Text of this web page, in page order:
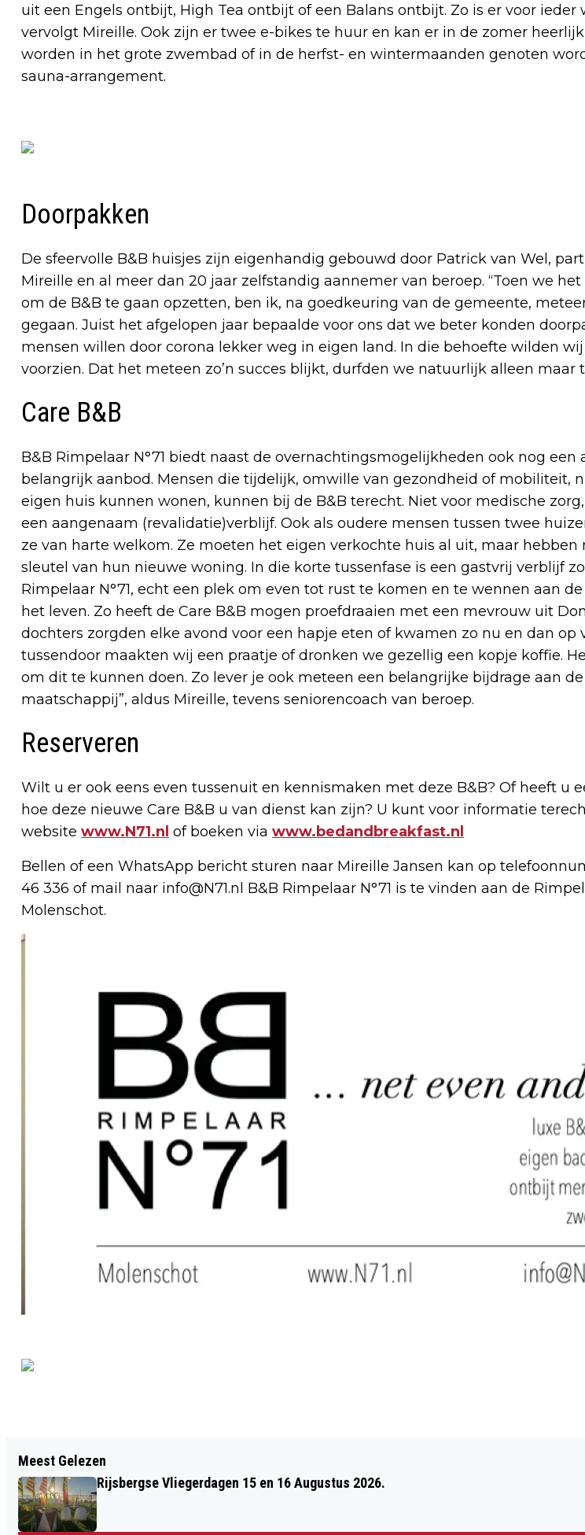
uit een Engels ontbijt, High Tea ontbijt of een Balans ontbijt. Zo is er voor ieder
vervolgt Mireille. Ook zijn er twee e-bikes te huur en kan er in de zomer
worden in het grote zwembad of in de herfst- en wintermaanden genoten
sauna-arrangement.
Doorpakken
De sfeervolle B&B huisjes zijn eigenhandig gebouwd door Patrick van Wel,
Mireille en al meer dan 20 jaar zelfstandig aannemer van beroep. “Toen we
om de B&B te gaan opzetten, ben ik, na goedkeuring van de gemeente,
gegaan. Juist het afgelopen jaar bepaalde voor ons dat we beter konden
mensen willen door corona lekker weg in eigen land. In die behoefte wilden wij
voorzien. Dat het meteen zo’n succes blijkt, durfden we natuurlijk alleen maar
Care B&B
B&B Rimpelaar N°71 biedt naast de overnachtingsmogelijkheden ook nog een
belangrijk aanbod. Mensen die tijdelijk, omwille van gezondheid of mobiliteit,
eigen huis kunnen wonen, kunnen bij de B&B terecht. Niet voor medische
een aangenaam (revalidatie)verblijf. Ook als oudere mensen tussen twee
ze van harte welkom. Ze moeten het eigen verkochte huis al uit, maar hebben
sleutel van hun nieuwe woning. In die korte tussenfase is een gastvrij verblijf
Rimpelaar N°71, echt een plek om even tot rust te komen en te wennen aan
het leven. Zo heeft de Care B&B mogen proefdraaien met een mevrouw uit
dochters zorgden elke avond voor een hapje eten of kwamen zo nu en dan op
tussendoor maakten wij een praatje of dronken we gezellig een kopje koffie.
om dit te kunnen doen. Zo lever je ook meteen een belangrijke bijdrage aan de
maatschappij”, aldus Mireille, tevens seniorencoach van beroep.
Reserveren
Wilt u er ook eens even tussenuit en kennismaken met deze B&B? Of heeft u
hoe deze nieuwe Care B&B u van dienst kan zijn? U kunt voor informatie
website www.N71.nl of boeken via www.bedandbreakfast.nl
Bellen of een WhatsApp bericht sturen naar Mireille Jansen kan op
46 336 of mail naar info@N71.nl B&B Rimpelaar N°71 is te vinden aan de
Molenschot.
BUITENRUST IN HALSTEREN IN
PORTEFEUILLE VAN PRODELTA
STRAATROOF WATTWEG-
Meest Gelezen
Rijsbergse Vliegerdagen 15 en 16 Augustus 2026.